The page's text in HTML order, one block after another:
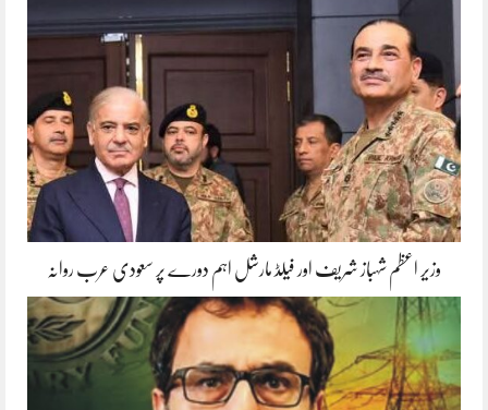
وزیر اعظم شہباز شریف اور فیلڈ مارشل اہم دورے پر سعودی عرب روانہ